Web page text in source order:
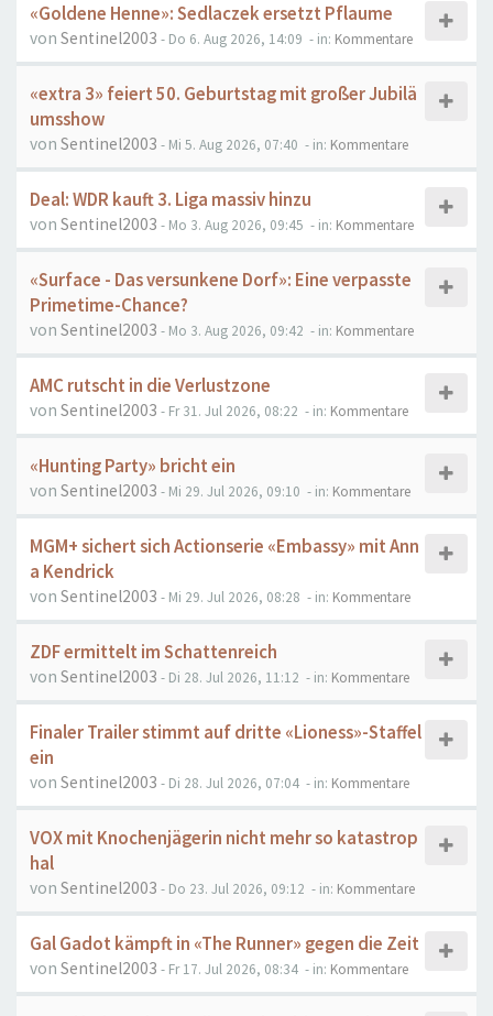
«Goldene Henne»: Sedlaczek ersetzt Pflaume
von Sentinel2003 - Do 6. Aug 2026, 14:09 - in: Kommentare
«extra 3» feiert 50. Geburtstag mit großer Jubilä
umsshow
von Sentinel2003 - Mi 5. Aug 2026, 07:40 - in: Kommentare
Deal: WDR kauft 3. Liga massiv hinzu
von Sentinel2003 - Mo 3. Aug 2026, 09:45 - in: Kommentare
«Surface - Das versunkene Dorf»: Eine verpasste
Primetime-Chance?
von Sentinel2003 - Mo 3. Aug 2026, 09:42 - in: Kommentare
AMC rutscht in die Verlustzone
von Sentinel2003 - Fr 31. Jul 2026, 08:22 - in: Kommentare
«Hunting Party» bricht ein
von Sentinel2003 - Mi 29. Jul 2026, 09:10 - in: Kommentare
MGM+ sichert sich Actionserie «Embassy» mit Ann
a Kendrick
von Sentinel2003 - Mi 29. Jul 2026, 08:28 - in: Kommentare
ZDF ermittelt im Schattenreich
von Sentinel2003 - Di 28. Jul 2026, 11:12 - in: Kommentare
Finaler Trailer stimmt auf dritte «Lioness»-Staffel
ein
von Sentinel2003 - Di 28. Jul 2026, 07:04 - in: Kommentare
VOX mit Knochenjägerin nicht mehr so katastrop
hal
von Sentinel2003 - Do 23. Jul 2026, 09:12 - in: Kommentare
Gal Gadot kämpft in «The Runner» gegen die Zeit
von Sentinel2003 - Fr 17. Jul 2026, 08:34 - in: Kommentare